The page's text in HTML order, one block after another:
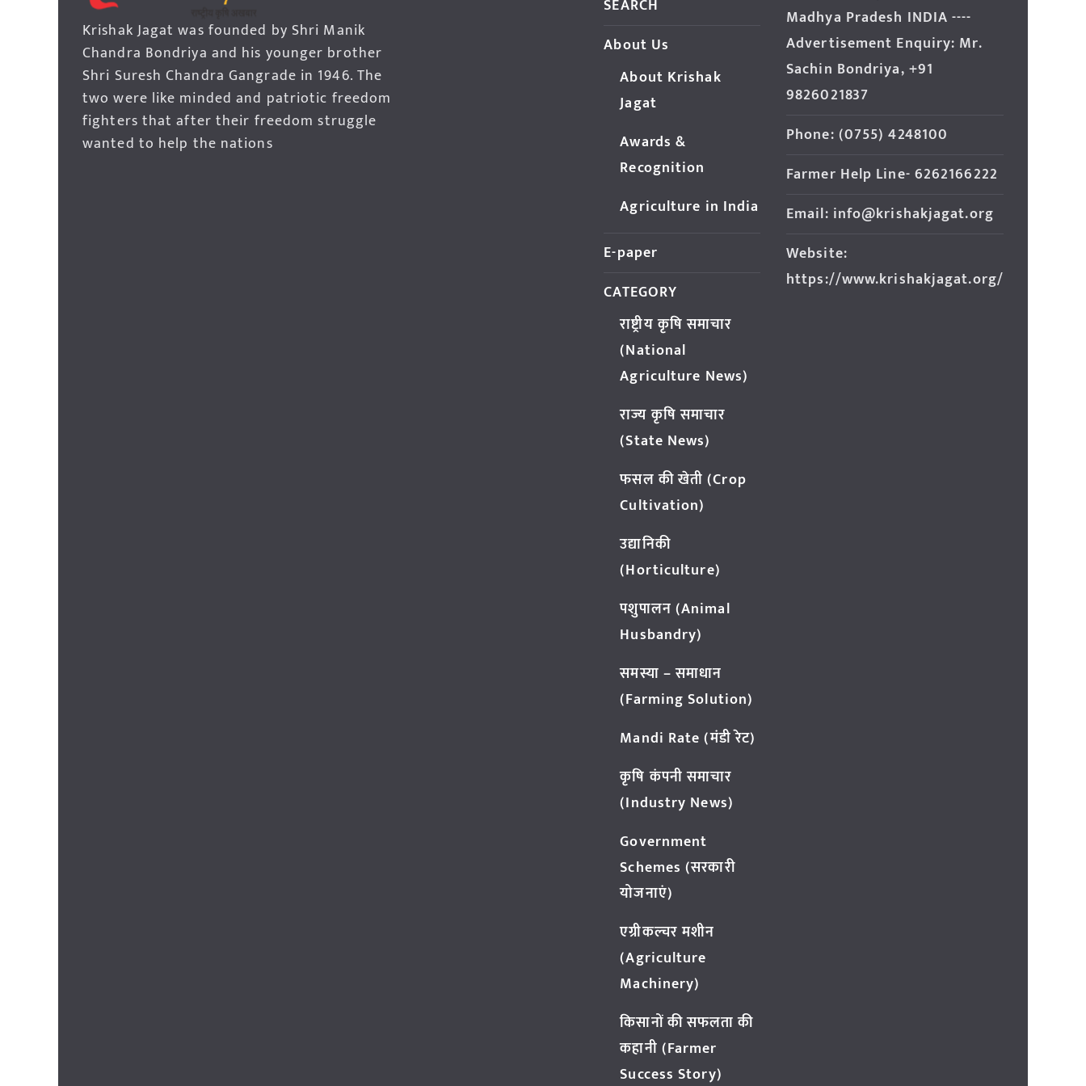
Krishak Jagat was founded by Shri Manik
Chandra Bondriya and his younger brother
Shri Suresh Chandra Gangrade in 1946. The
two were like minded and patriotic freedom
fighters that after their freedom struggle
wanted to help the nations
SEARCH
About Us
About Krishak
Jagat
Awards &
Recognition
Agriculture in India
E-paper
CATEGORY
राष्ट्रीय कृषि समाचार
(National
Agriculture News)
राज्य कृषि समाचार
(State News)
फसल की खेती (Crop
Cultivation)
उद्यानिकी
(Horticulture)
पशुपालन (Animal
Husbandry)
समस्या – समाधान
(Farming Solution)
Mandi Rate (मंडी रेट)
कृषि कंपनी समाचार
(Industry News)
Government
Schemes (सरकारी
योजनाएं)
एग्रीकल्चर मशीन
(Agriculture
Machinery)
किसानों की सफलता की
कहानी (Farmer
Success Story)
Madhya Pradesh INDIA ----
Advertisement Enquiry: Mr.
Sachin Bondriya, +91
9826021837
Phone: (0755) 4248100
Farmer Help Line- 6262166222
Email: info@krishakjagat.org
Website:
https://www.krishakjagat.org/